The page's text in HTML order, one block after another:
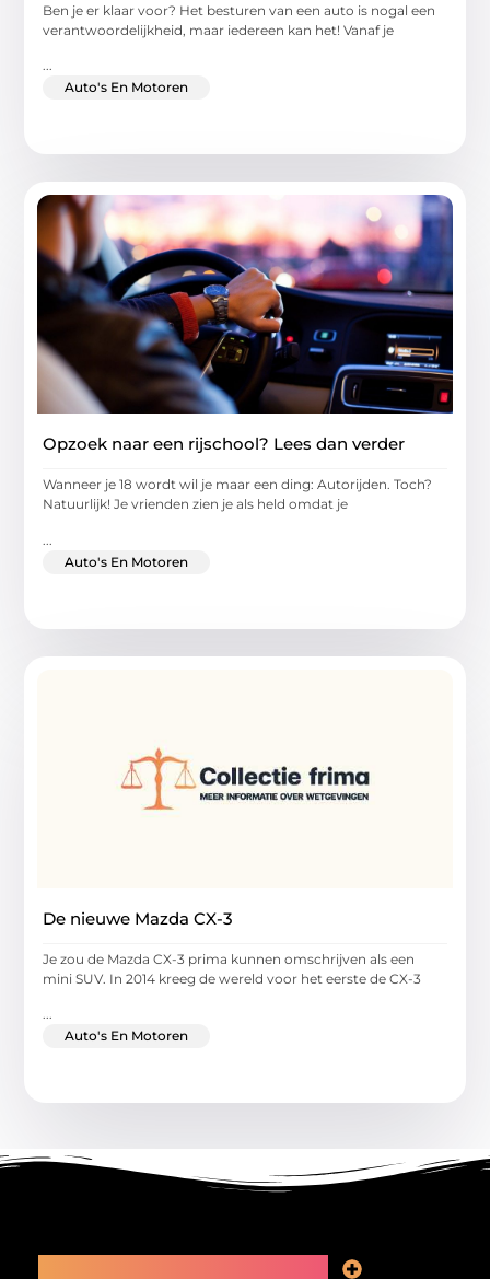
Ben je er klaar voor? Het besturen van een auto is nogal een
verantwoordelijkheid, maar iedereen kan het! Vanaf je
...
Auto's En Motoren
Opzoek naar een rijschool? Lees dan verder
Wanneer je 18 wordt wil je maar een ding: Autorijden. Toch?
Natuurlijk! Je vrienden zien je als held omdat je
Auto's En Motoren
De nieuwe Mazda CX-3
Je zou de Mazda CX-3 prima kunnen omschrijven als een
mini SUV. In 2014 kreeg de wereld voor het eerste de CX-3
...
Auto's En Motoren